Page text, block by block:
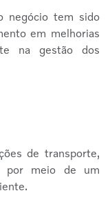
negócio tem sido
em melhorias
na gestão dos
de transporte,
por meio de um